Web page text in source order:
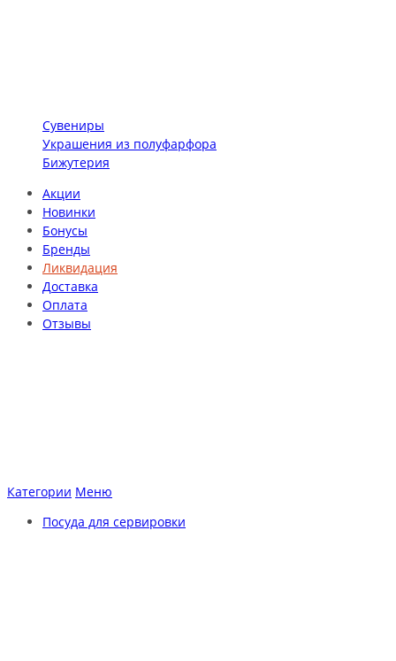
Сувениры
Украшения из полуфарфора
Бижутерия
Акции
Новинки
Бонусы
Бренды
Ликвидация
Доставка
Оплата
Отзывы
Категории Меню
Посуда для сервировки